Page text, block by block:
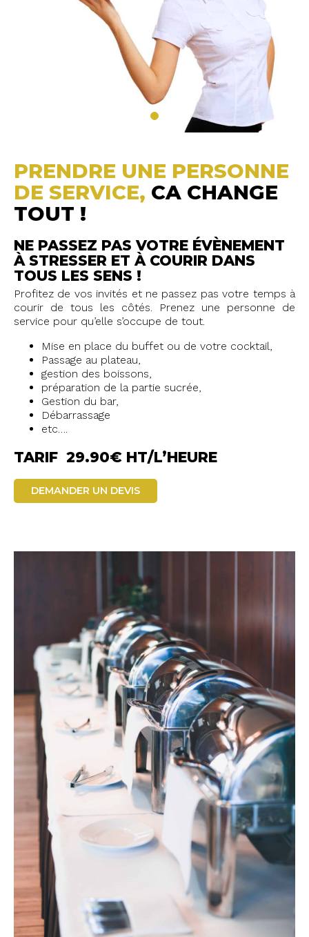
PRENDRE UNE PERSONNE
DE SERVICE, CA CHANGE
TOUT !
NE PASSEZ PAS VOTRE ÉVÈNEMENT
À STRESSER ET À COURIR DANS
TOUS LES SENS !
Profitez de vos invités et ne passez pas votre temps à
courir de tous les côtés. Prenez une personne de
service pour qu’elle s’occupe de tout.
Mise en place du buffet ou de votre cocktail,
Passage au plateau,
gestion des boissons,
préparation de la partie sucrée,
Gestion du bar,
Débarrassage
etc….
TARIF 29.90€ HT/L’HEURE
DEMANDER UN DEVIS